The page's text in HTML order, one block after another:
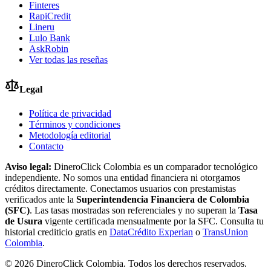
Finteres
RapiCredit
Lineru
Lulo Bank
AskRobin
Ver todas las reseñas
Legal
Política de privacidad
Términos y condiciones
Metodología editorial
Contacto
Aviso legal: DineroClick Colombia es un comparador tecnológico
independiente. No somos una entidad financiera ni otorgamos
créditos directamente. Conectamos usuarios con prestamistas
verificados ante la Superintendencia Financiera de Colombia
(SFC). Las tasas mostradas son referenciales y no superan la Tasa
de Usura vigente certificada mensualmente por la SFC. Consulta tu
historial crediticio gratis en DataCrédito Experian o TransUnion
Colombia.
© 2026 DineroClick Colombia. Todos los derechos reservados.